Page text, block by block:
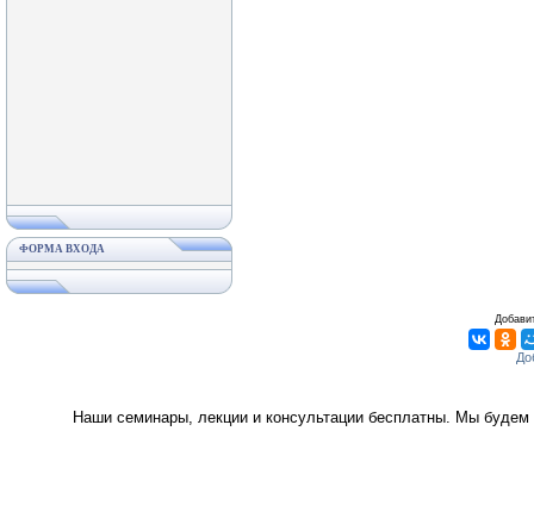
ФОРМА ВХОДА
Наши семинары, лекции и консультации бесплатны. Мы